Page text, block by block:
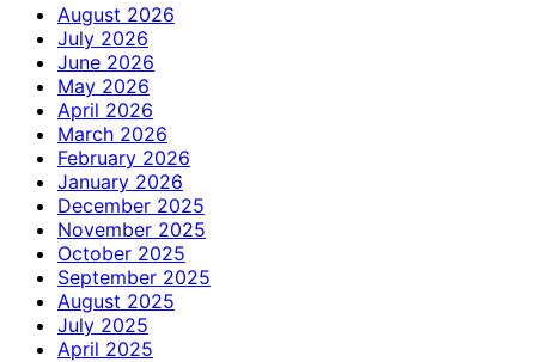
August 2026
July 2026
June 2026
May 2026
April 2026
March 2026
February 2026
January 2026
December 2025
November 2025
October 2025
September 2025
August 2025
July 2025
April 2025